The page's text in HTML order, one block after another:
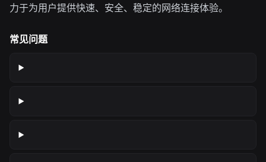
力于为用户提供快速、安全、稳定的网络连接体验。
常见问题